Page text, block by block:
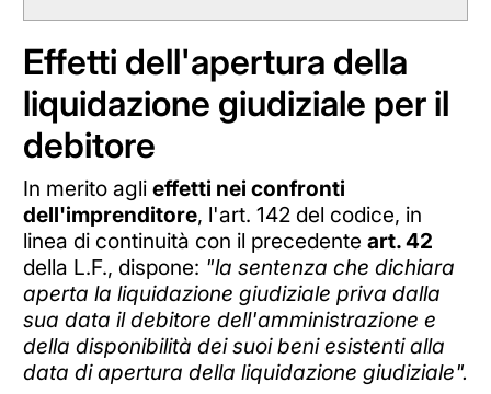
Effetti dell'apertura della
liquidazione giudiziale per il
debitore
In merito agli effetti nei confronti
dell'imprenditore, l'art. 142 del codice, in
linea di continuità con il precedente art. 42
della L.F., dispone: "la sentenza che dichiara
aperta la liquidazione giudiziale priva dalla
sua data il debitore dell'amministrazione e
della disponibilità dei suoi beni esistenti alla
data di apertura della liquidazione giudiziale".